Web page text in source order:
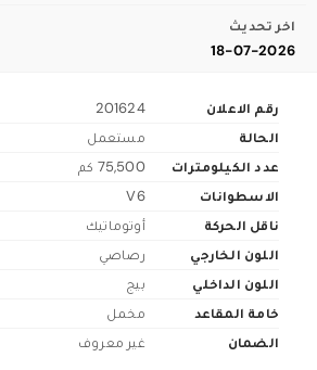
اخر تحديث
18-07-2026
رقم الاعلان
201624
الحالة
مستعمل
عدد الكيلومترات
75,500 كم
الاسطوانات
V6
ناقل الحركة
أوتوماتيك
اللون الخارجي
رصاصي
اللون الداخلي
بيج
خامة المقاعد
مخمل
الضمان
غير معروف